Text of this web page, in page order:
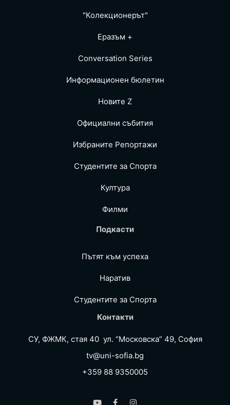
"Колекционерът"
Еразъм +
Conversation Series
Информационен бюлетин
Новите Z
Официални събития
Избраните Репoртажи
Студентите за Спортa
Култура
Филми
Подкасти
Пътят към успеха
Наратив
Студентите за Спортa
Контакти
СУ, ФЖМК, стая 40 ул. “Московска” 49, София
tv@uni-sofia.bg
+359 88 9350005